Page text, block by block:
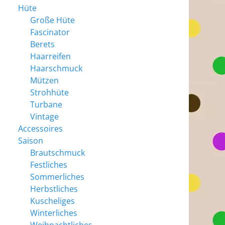
Hüte
Große Hüte
Fascinator
Berets
Haarreifen
Haarschmuck
Mützen
Strohhüte
Turbane
Vintage
Accessoires
Saison
Brautschmuck
Festliches
Sommerliches
Herbstliches
Kuscheliges
Winterliches